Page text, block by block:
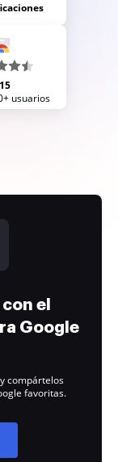
usuarios
el
Google
compártelos
favoritas.